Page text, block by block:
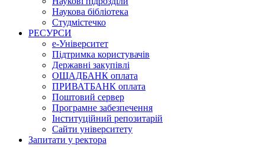
Наукова бібліотека
Студмістечко
РЕСУРСИ
е-Університет
Підтримка користувачів
Державні закупівлі
ОЩАДБАНК оплата
ПРИВАТБАНК оплата
Поштовий сервер
Програмне забезпечення
Інституційний репозитарій
Сайти університету
Запитати у ректора